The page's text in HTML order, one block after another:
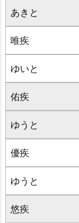
あきと
唯疾
ゆいと
佑疾
ゆうと
優疾
ゆうと
悠疾